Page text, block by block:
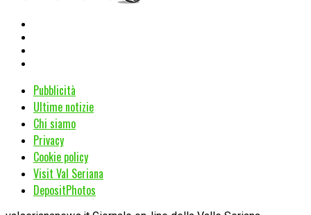
Pubblicità
Ultime notizie
Chi siamo
Privacy
Cookie policy
Visit Val Seriana
DepositPhotos